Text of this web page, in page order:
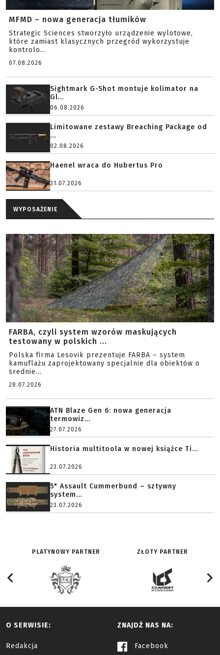
MFMD – nowa generacja tłumików
Strategic Sciences stworzyło urządzenie wylotowe,
które zamiast klasycznych przegród wykorzystuje
kontrolo...
07.08.2026
Sightmark G-Shot montuje kolimator na
Gl...
06.08.2026
Limitowane zestawy Breaching Package od
...
02.08.2026
Haenel wraca do Hubertus Pro
31.07.2026
WYPOSAŻENIE
FARBA, czyli system wzorów maskujących
testowany w polskich ...
Polska firma Lesovik prezentuje FARBA – system
kamuflażu zaprojektowany specjalnie dla obiektów o
średnie...
28.07.2026
ATN Blaze Gen 6: nowa generacja
termowiz...
27.07.2026
Historia multitoola w nowej książce Ti...
23.07.2026
5" Assault Cummerbund – sztywny
system...
23.07.2026
PLATYNOWY PARTNER ZŁOTY PARTNER
O SERWISIE:
Redakcja
ZNAJDŹ NAS NA:
Facebook